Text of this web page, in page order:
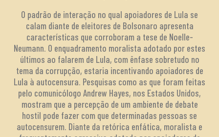
O padrão de interação no qual apoiadores de Lula se
calam diante de eleitores de Bolsonaro apresenta
características que corroboram a tese de Noelle-
Neumann. O enquadramento moralista adotado por estes
últimos ao falarem de Lula, com ênfase sobretudo no
tema da corrupção, estaria incentivando apoiadores de
Lula à autocensura. Pesquisas como as que foram feitas
pelo comunicólogo Andrew Hayes, nos Estados Unidos,
mostram que a percepção de um ambiente de debate
hostil pode fazer com que determinadas pessoas se
autocensurem. Diante da retórica enfática, moralista e